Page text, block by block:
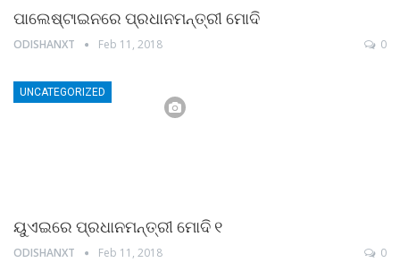
ପାଲେଷ୍ଟାଇନରେ ପ୍ରଧାନମନ୍ତ୍ରୀ ମୋଦି
ODISHANXT Feb 11, 2018 0
UNCATEGORIZED
ୟୁଏଇରେ ପ୍ରଧାନମନ୍ତ୍ରୀ ମୋଦି ୧
ODISHANXT Feb 11, 2018 0